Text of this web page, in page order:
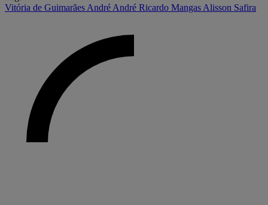
Vitória de Guimarães André André Ricardo Mangas Alisson Safira